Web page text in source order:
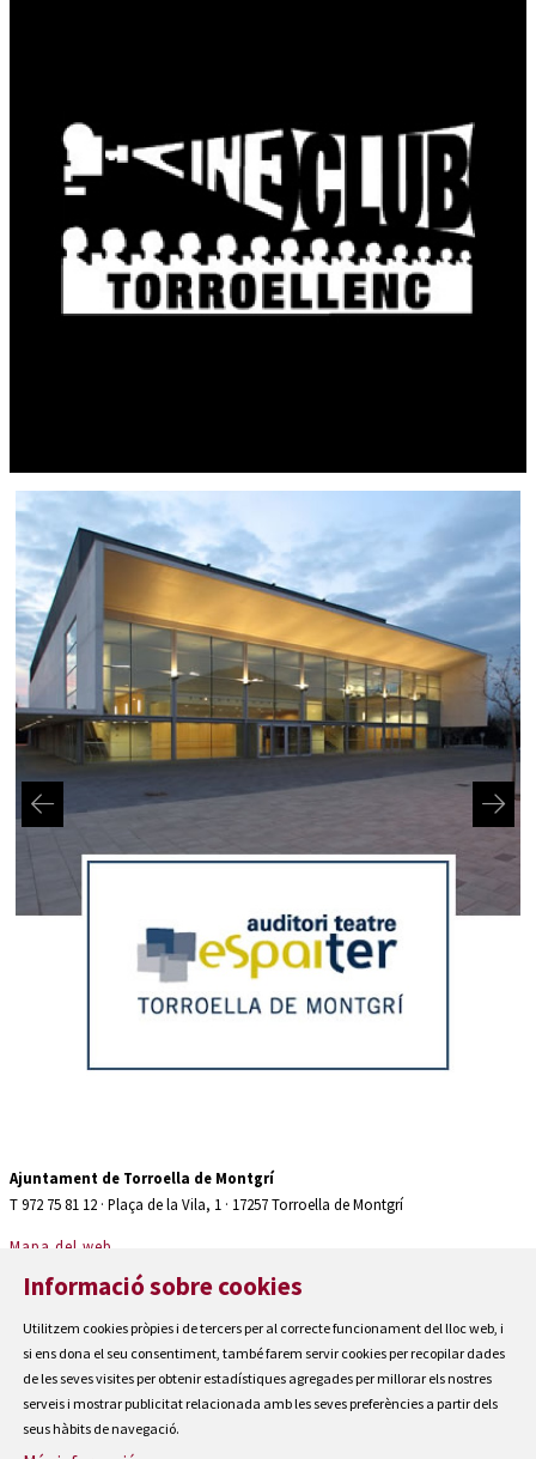
Ajuntament de Torroella de Montgrí
T 972 75 81 12 · Plaça de la Vila, 1 · 17257 Torroella de Montgrí
Mapa del web
Avís Legal
Cookies
Contactar
|
Informació sobre cookies
Utilitzem cookies pròpies i de tercers per al correcte funcionament del lloc web, i
si ens dona el seu consentiment, també farem servir cookies per recopilar dades
de les seves visites per obtenir estadístiques agregades per millorar els nostres
serveis i mostrar publicitat relacionada amb les seves preferències a partir dels
seus hàbits de navegació.